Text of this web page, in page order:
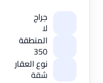
جراج
لا
المنطقة
350
نوع العقار
شقة